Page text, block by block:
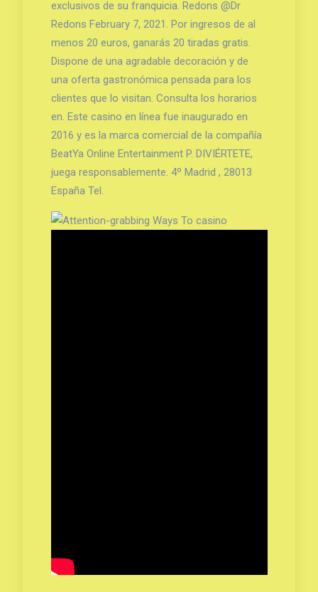
exclusivos de su franquicia. Redons @Dr
Redons February 7, 2021. Por ingresos de al
menos 20 euros, ganarás 20 tiradas gratis.
Dispone de una agradable decoración y de
una oferta gastronómica pensada para los
clientes que lo visitan. Consulta los horarios
en. Este casino en línea fue inaugurado en
2016 y es la marca comercial de la compañía
BeatYa Online Entertainment P. DIVIÉRTETE,
juega responsablemente. 4º Madrid , 28013
España Tel.